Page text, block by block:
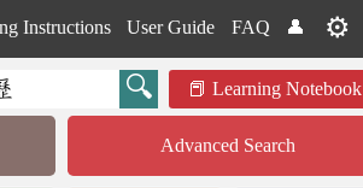
Instructions User Guide FAQ 👤 ⚙️
Learning Notebook
Advanced Search